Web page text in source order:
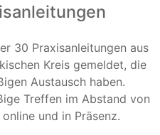
30 Praxisanleitungen aus
Kreis gemeldet, die
Austausch haben.
Treffen im Abstand von
und in Präsenz.